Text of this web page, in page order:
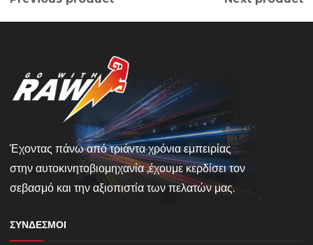
Έχοντας πάνω από τριάντα χρόνια εμπειρίας
στην αυτοκινητοβιομηχανία ,έχουμε κερδίσει τον
σεβασμό και την αξιοπιστία των πελατών μας.
ΣΎΝΔΕΣΜΟΙ